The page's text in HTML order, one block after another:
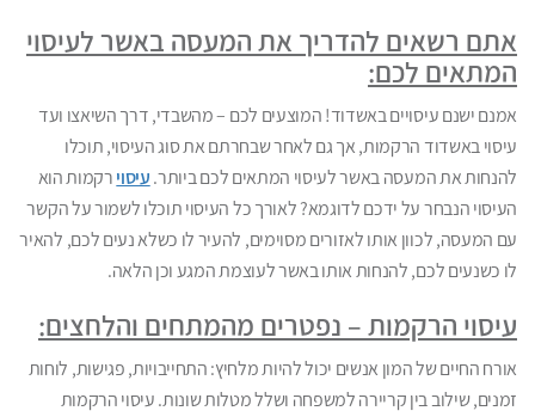
אתם רשאים להדריך את המעסה באשר לעיסוי
המתאים לכם:
אמנם ישנם עיסויים באשדוד! המוצעים לכם – מהשבדי, דרך השיאצו ועד
עיסוי באשדוד הרקמות, אך גם לאחר שבחרתם את סוג העיסוי, תוכלו
להנחות את המעסה באשר לעיסוי המתאים לכם ביותר. עיסוי רקמות הוא
העיסוי הנבחר על ידכם לדוגמא? לאורך כל העיסוי תוכלו לשמור על הקשר
עם המעסה, לכוון אותו לאזורים מסוימים, להעיר לו כשלא נעים לכם, להאיר
לו כשנעים לכם, להנחות אותו באשר לעוצמת המגע וכן הלאה.
עיסוי הרקמות – נפטרים מהמתחים והלחצים:
אורח החיים של המון אנשים יכול להיות מלחיץ: התחייבויות, פגישות, לוחות
זמנים, שילוב בין קריירה למשפחה ושלל מטלות שונות. עיסוי הרקמות